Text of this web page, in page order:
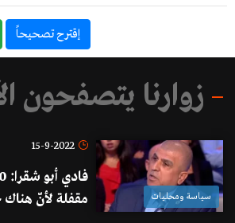
إقترح تصحيحاً
زوارنا يتصفحون
سياسة ومحليات
15-9-2022
مقفلة لأنّ